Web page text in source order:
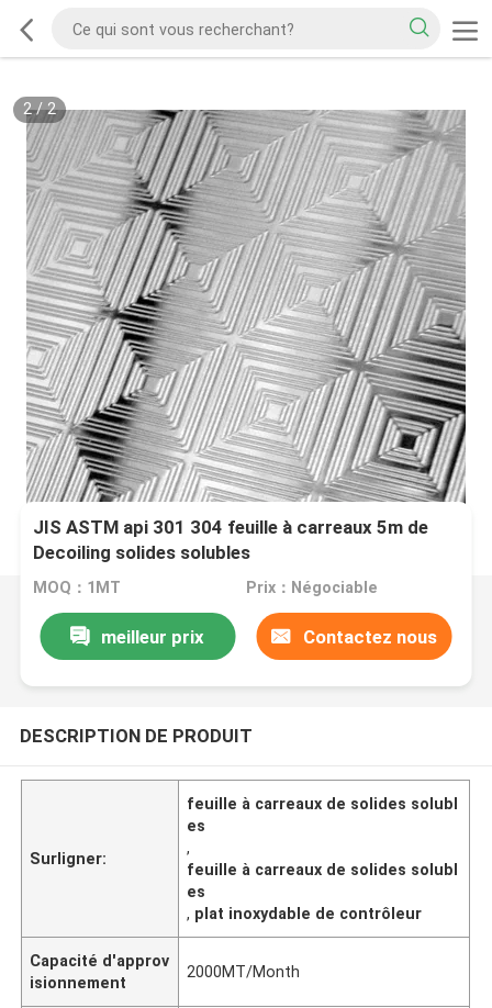
2/2
JIS ASTM api 301 304 feuille à carreaux 5m de
Decoiling solides solubles
MOQ：1MT Prix：Négociable
meilleur prix Contactez nous
DESCRIPTION DE PRODUIT
Surligner:
feuille à carreaux de solides solubl
es
,
feuille à carreaux de solides solubl
es
, plat inoxydable de contrôleur
Capacité d'approv
isionnement
2000MT/Month